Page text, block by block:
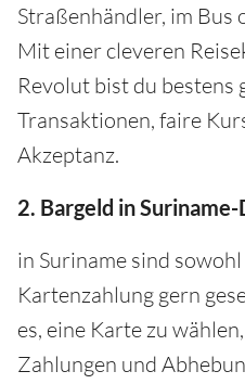
Straßenhändler, im Bus
Mit einer cleveren
Revolut bist du bestens
Transaktionen, faire
Akzeptanz.
2. Bargeld in
in Suriname sind
Kartenzahlung gern
es, eine Karte zu
Zahlungen und